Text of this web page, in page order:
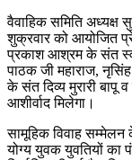
वैवाहिक समिति
शुक्रवार को आयोजित
प्रकाश आश्रम के संत
पाठक जी महाराज,
के संत दिव्य मुरारी बापू
आशीर्वाद मिलेगा।
सामूहिक विवाह सम्मेलन
योग्य युवक युवतियों का